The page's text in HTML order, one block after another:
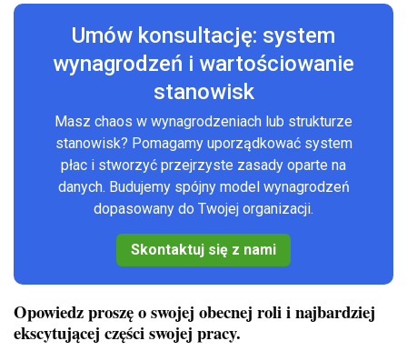
Umów konsultację: system
wynagrodzeń i wartościowanie
stanowisk
Masz chaos w wynagrodzeniach lub strukturze
stanowisk? Pomagamy uporządkować system
płac i stworzyć przejrzyste zasady oparte na
danych. Budujemy spójny model wynagrodzeń
dopasowany do Twojej organizacji.
Skontaktuj się z nami
Opowiedz proszę o swojej obecnej roli i najbardziej
ekscytującej części swojej pracy.